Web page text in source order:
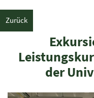
Zurück
der